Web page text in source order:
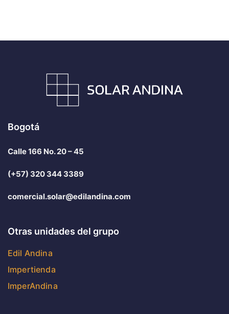
Bogotá
Calle 166 No. 20 – 45
(+57) 320 344 3389
comercial.solar@edilandina.com
Otras unidades del grupo
Edil Andina
Impertienda
ImperAndina